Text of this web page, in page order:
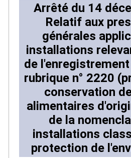
Arrêté du 14
Relatif aux
générales
installations
de
rubrique n° 2220
conservation
alimentaires
de la
installations
protection de